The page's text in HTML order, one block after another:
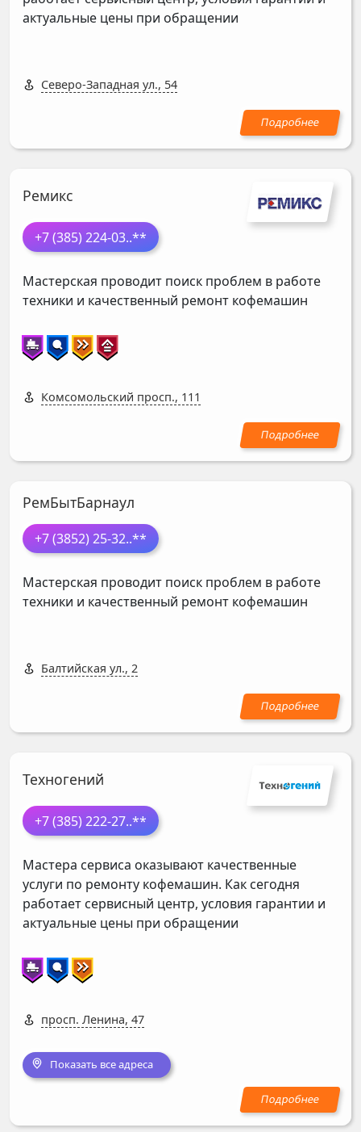
актуальные цены при обращении
Северо-Западная ул., 54
Ремикс
+7 (385) 224-03..**
Мастерская проводит поиск проблем в работе
техники и качественный ремонт кофемашин
Комсомольский просп., 111
РемБытБарнаул
+7 (3852) 25-32..**
Мастерская проводит поиск проблем в работе
техники и качественный ремонт кофемашин
Балтийская ул., 2
Техногений
+7 (385) 222-27..**
Мастера сервиса оказывают качественные
услуги по ремонту кофемашин. Как сегодня
работает сервисный центр, условия гарантии и
актуальные цены при обращении
просп. Ленина, 47
Показать все адреса